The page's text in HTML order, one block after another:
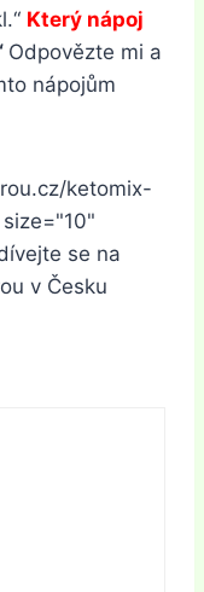
Který nápoj
Odpovězte mi a
nápojům
ketomix-
se na
v Česku